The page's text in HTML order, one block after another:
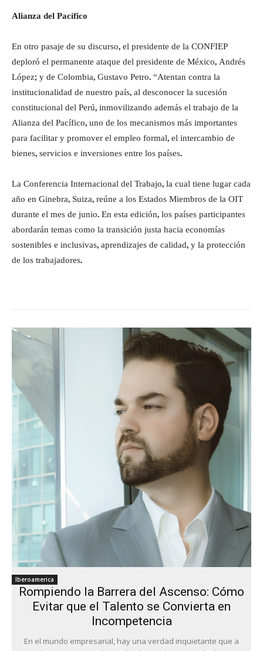
Alianza del Pacífico
En otro pasaje de su discurso, el presidente de la CONFIEP
deploró el permanente ataque del presidente de México, Andrés
López; y de Colombia, Gustavo Petro. “Atentan contra la
institucionalidad de nuestro país, al desconocer la sucesión
constitucional del Perú, inmovilizando además el trabajo de la
Alianza del Pacífico, uno de los mecanismos más importantes
para facilitar y promover el empleo formal, el intercambio de
bienes, servicios e inversiones entre los países.
La Conferencia Internacional del Trabajo, la cual tiene lugar cada
año en Ginebra, Suiza, reúne a los Estados Miembros de la OIT
durante el mes de junio. En esta edición, los países participantes
abordarán temas como la transición justa hacia economías
sostenibles e inclusivas, aprendizajes de calidad, y la protección
de los trabajadores.
Iberoamerica
Rompiendo la Barrera del Ascenso: Cómo
Evitar que el Talento se Convierta en
Incompetencia
En el mundo empresarial, hay una verdad inquietante que a